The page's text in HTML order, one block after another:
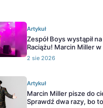
Artykuł
Zespół Boys wystąpił
Raciążu! Marcin Miller
2 sie 2026
Artykuł
Marcin Miller pisze do
Sprawdź dwa razy, bo